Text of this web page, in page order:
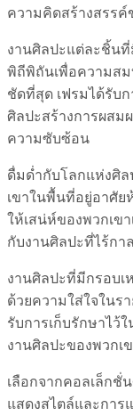
ความคิดสร้างสรรค์
งานศิลปะแต่ละชิ้น
พิถีพิถันเพื่อความส
ชัดที่สุด เฟรมได้รับ
ศิลปะสร้างการผสม
ความซับซ้อน
ดื่มด่ำกับโลกแห่งศิ
เขาในพื้นที่อยู่อาศั
ให้เสน่ห์ของพวกเ
กับงานศิลปะที่ไร้กา
งานศิลปะที่มีกรอบเ
ด้วยความใส่ใจในร
รับการเก็บรักษาไ
งานศิลปะของพวกเ
เลือกจากคอลเล็กชั่
แสดงสไตล์และการ